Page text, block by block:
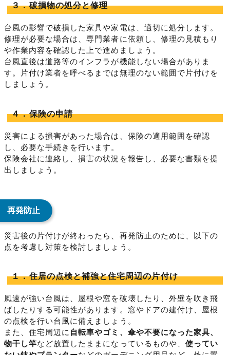
３．破損物の処分と修理
台風の影響で破損した家具や家電は、適切に処分します。
修理が必要な場合は、専門業者に依頼し、修理の見積もり
や作業内容を確認した上で進めましょう。
台風直後は道路等のインフラが機能しない場合がありま
す。片付け業者を呼べるまでは無理のない範囲で片付けを
しましょう。
４．保険の申請
災害による損害があった場合は、保険の適用範囲を確認
し、必要な手続きを行います。
保険会社に連絡し、損害の状況を報告し、必要な書類を提
出しましょう。
再発防止
災害後の片付けが終わったら、再発防止のために、以下の
点を考慮し対策を検討しましょう。
１．住居の点検と補強と住宅周辺の片付け
風速が強い台風は、屋根や窓を破壊したり、外壁を吹き飛
ばしたりする可能性があります。窓やドアの建付け、屋根
の点検を行い台風に備えましょう。
また、住宅周辺に 自転車やゴミ、傘や不要になった家具、
物干し竿など放置したままになっているものや、使ってい